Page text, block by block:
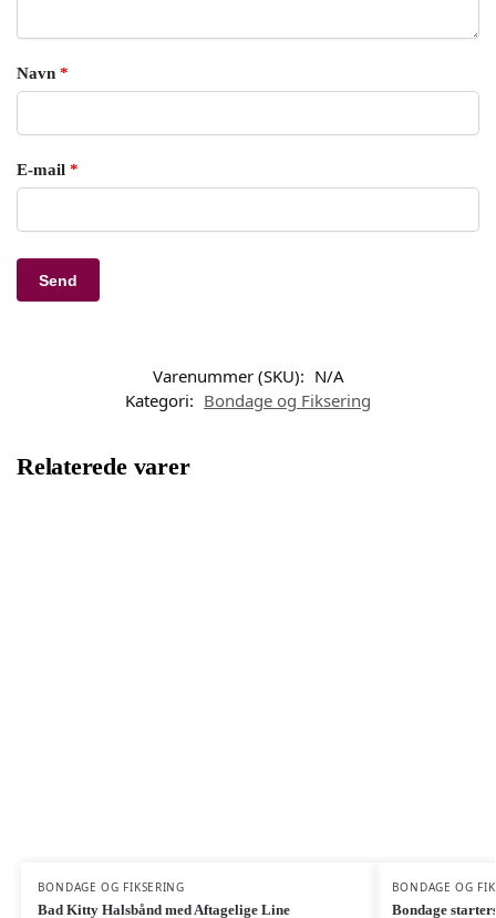
Navn *
E-mail *
Varenummer (SKU): N/A
Kategori: Bondage og Fiksering
Relaterede varer
BONDAGE OG FIKSERING
Bad Kitty Halsbånd med Aftagelige Line
BONDAGE OG
Bondage